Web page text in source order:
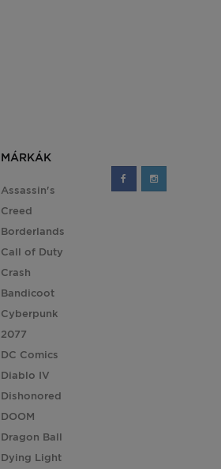
MÁRKÁK
Assassin's
Creed
Borderlands
Call of Duty
Crash
Bandicoot
Cyberpunk
2077
DC Comics
Diablo IV
Dishonored
DOOM
Dragon Ball
Dying Light